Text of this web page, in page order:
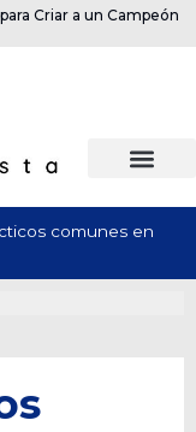
Criar a un Campeón
comunes en